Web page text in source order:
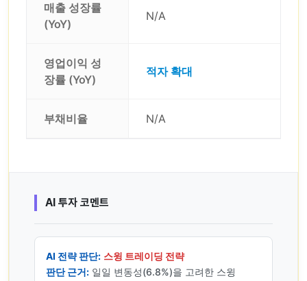
매출 성장률
(YoY)
N/A
영업이익 성
장률 (YoY)
적자 확대
부채비율 N/A
AI 투자 코멘트
AI 전략 판단: 스윙 트레이딩 전략
판단 근거: 일일 변동성(6.8%)을 고려한 스윙